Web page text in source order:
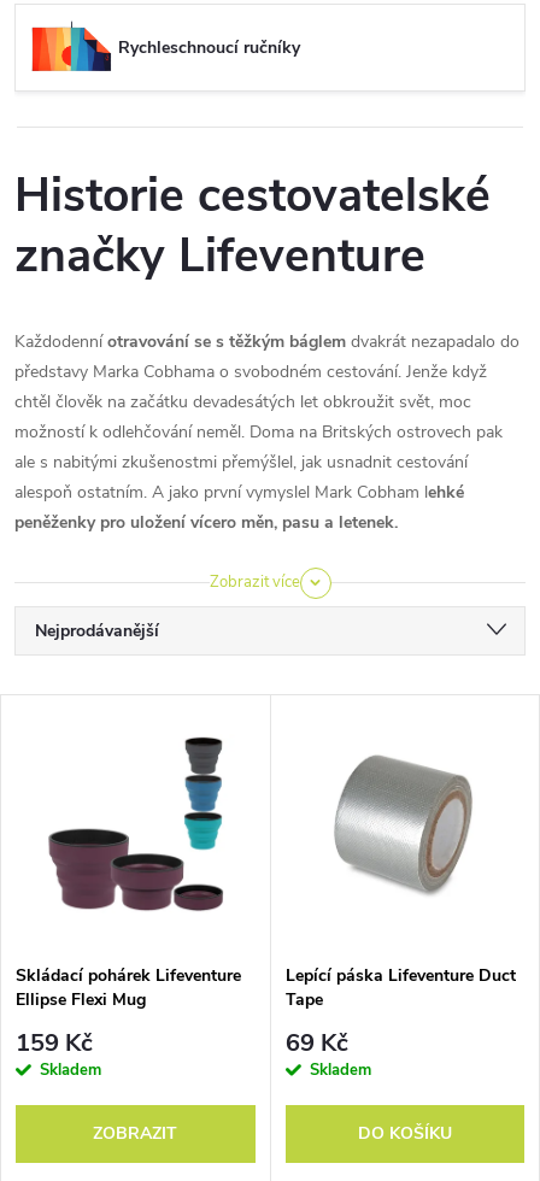
Rychleschnoucí ručníky
Historie cestovatelské
značky Lifeventure
Každodenníotravování se s těžkým báglem dvakrát nezapadalo do
představy Marka Cobhama o svobodném cestování. Jenže když
chtěl člověk na začátku devadesátých let obkroužit svět, moc
možností k odlehčování neměl. Doma na Britských ostrovech pak
ale s nabitými zkušenostmi přemýšlel, jak usnadnit cestování
alespoň ostatním. A jako první vymyslel Mark Cobham lehké
peněženky pro uložení vícero měn, pasu a letenek.
Zobrazit více
100%
bezpeč
í
Výroba
v
Británii
Pro
všechn
y cesty
Ř
a
p
r
o
Nejprodávanější
s
p
r
Skládací pohárek Lifeventure
Ellipse Flexi Mug
159 Kč
Skladem
ZOBRAZIT
Lepící páska Lifeventure Duct
Tape
69 Kč
Skladem
DO KOŠÍKU